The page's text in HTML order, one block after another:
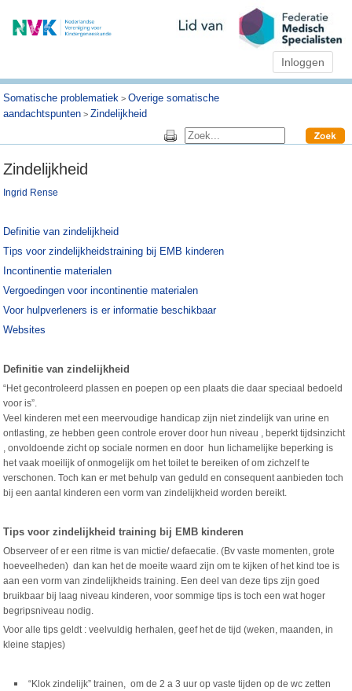
Inloggen
Somatische problematiek >Overige somatische
aandachtspunten >Zindelijkheid
Zindelijkheid
Ingrid Rense
Definitie van zindelijkheid
Tips voor zindelijkheidstraining bij EMB kinderen
Incontinentie materialen
Vergoedingen voor incontinentie materialen
Voor hulpverleners is er informatie beschikbaar
Websites
Definitie van zindelijkheid
“Het gecontroleerd plassen en poepen op een plaats die daar speciaal bedoeld
voor is”.
Veel kinderen met een meervoudige handicap zijn niet zindelijk van urine en
ontlasting,ze hebben geen controle erover door hun niveau , beperkt tijdsinzicht
, onvoldoende zicht op sociale normen en door hun lichamelijke beperking is
het vaak moeilijk of onmogelijk om het toilet te bereiken of om zichzelf te
verschonen. Toch kan er met behulp van geduld en consequent aanbieden toch
bij een aantal kinderen een vorm van zindelijkheid worden bereikt.
Tips voor zindelijkheid training bij EMB kinderen
Observeer of er een ritme is van mictie/ defaecatie. (Bv vaste momenten, grote
hoeveelheden) dan kan het de moeite waard zijn om te kijken of het kind toe is
aan een vorm van zindelijkheids training. Een deel van deze tips zijn goed
bruikbaar bij laag niveau kinderen, voor sommige tips is toch een wat hoger
begripsniveau nodig.
Voor alle tips geldt : veelvuldig herhalen, geef het de tijd (weken, maanden, in
kleine stapjes)
“Klok zindelijk” trainen, om de 2 a 3 uur op vaste tijden op de wc zetten